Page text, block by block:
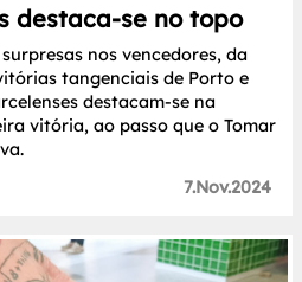
destaca-se no topo
nos vencedores, da
tangenciais de Porto e
destacam-se na
vitória, ao passo que o Tomar
7.Nov.2024